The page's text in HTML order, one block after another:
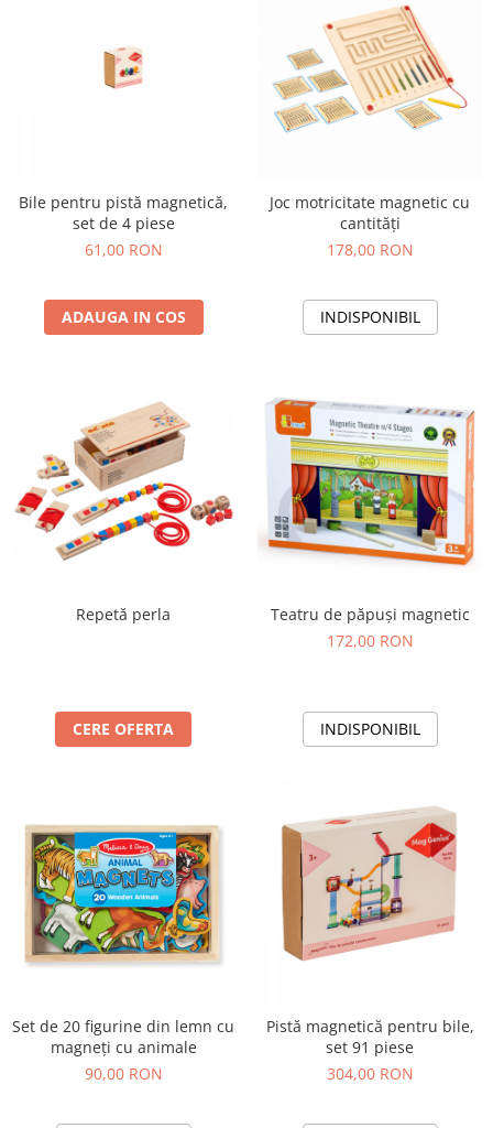
Bile pentru pistă magnetică,
set de 4 piese
61,00 RON
ADAUGA IN COS
Joc motricitate magnetic cu
cantități
178,00 RON
INDISPONIBIL
Repetă perla
CERE OFERTA
Teatru de păpuși magnetic
172,00 RON
INDISPONIBIL
Set de 20 figurine din lemn cu
magneți cu animale
90,00 RON
Pistă magnetică pentru bile,
set 91 piese
304,00 RON